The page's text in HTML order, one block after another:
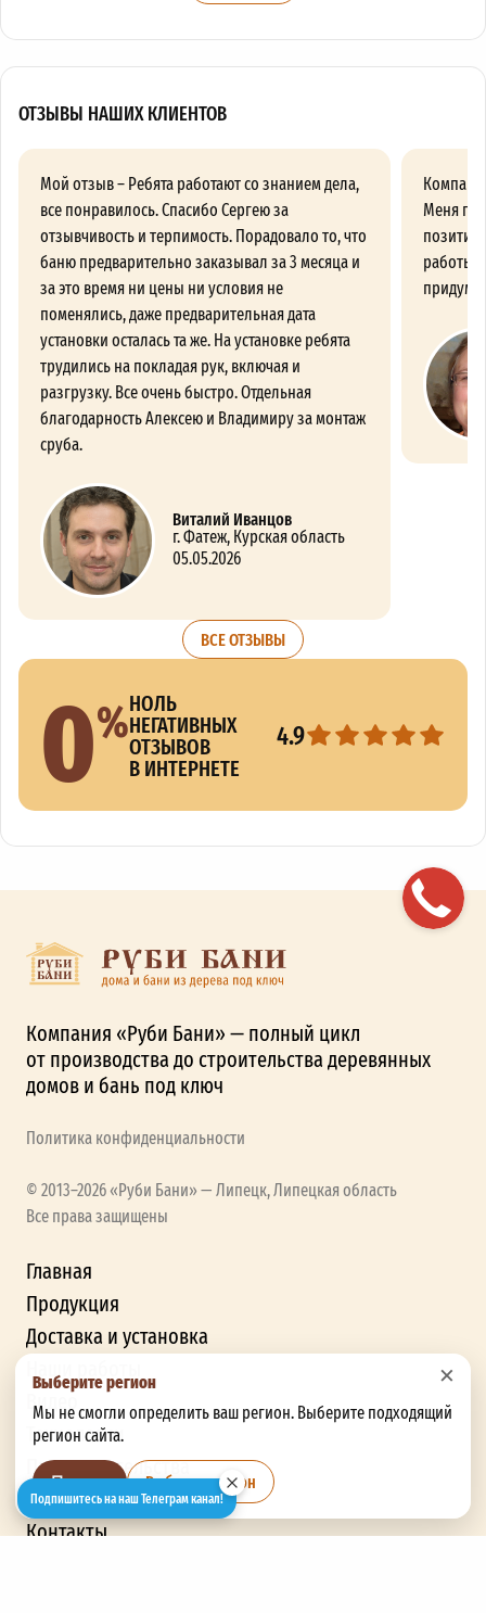
×
Выберите регион
Мы не смогли определить ваш регион. Выберите подходящий
регион сайта.
Позже Выбрать регион
ОТЗЫВЫ НАШИХ КЛИЕНТОВ
Мой отзыв – Ребята работают со знанием дела,
все понравилось. Спасибо Сергею за
отзывчивость и терпимость. Порадовало то, что
баню предварительно заказывал за 3 месяца и
за это время ни цены ни условия не
поменялись, даже предварительная дата
установки осталась та же. На установке ребята
трудились на покладая рук, включая и
разгрузку. Все очень быстро. Отдельная
благодарность Алексею и Владимиру за монтаж
сруба.
Виталий Иванцов
г. Фатеж, Курская область
05.05.2026
Меня
работы
ВСЕ ОТЗЫВЫ
0%НОЛЬ
НЕГАТИВНЫХ
ОТЗЫВОВ
В ИНТЕРНЕТЕ
4.9
Компания «Руби Бани» — полный цикл
от производства до строительства деревянных
домов и бань под ключ
Политика конфиденциальности
© 2013–2026 «Руби Бани» — Липецк, Липецкая область
Все права защищены
Главная
Продукция
Доставка и установка
Наши работы
Видео
Технологии
Представительства
Отзывы
Контакты
Подпишитесь на наш Телеграм канал!